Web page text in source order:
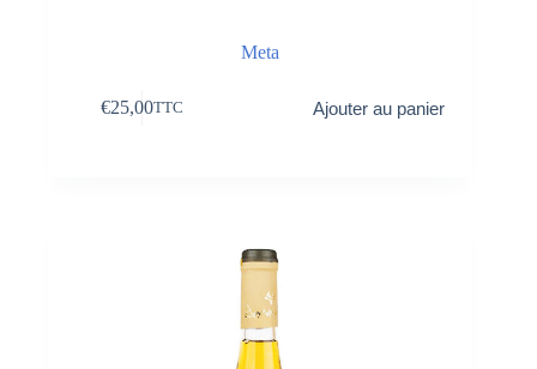
Meta
€25,00TTC Ajouter au panier